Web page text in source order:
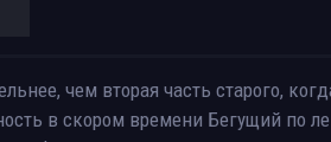
чем вторая часть старого,
в скором времени Бегущий по